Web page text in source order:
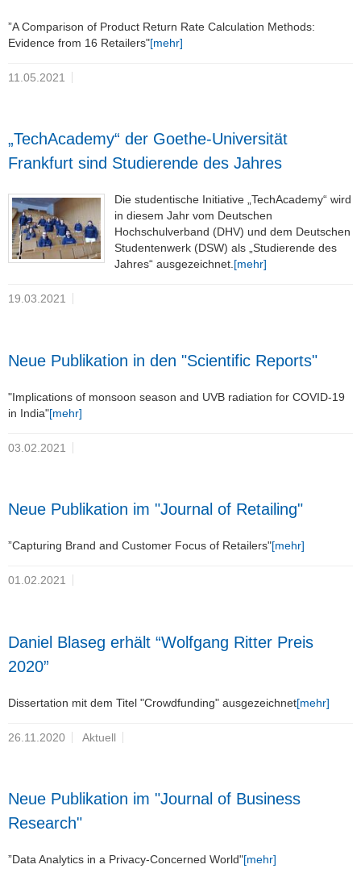
”A Comparison of Product Return Rate Calculation Methods:
Evidence from 16 Retailers"[mehr]
11.05.2021
„TechAcademy“ der Goethe-Universität
Frankfurt sind Studierende des Jahres
Die studentische Initiative „TechAcademy“ wird
in diesem Jahr vom Deutschen
Hochschulverband (DHV) und dem Deutschen
Studentenwerk (DSW) als „Studierende des
Jahres“ ausgezeichnet. [mehr]
19.03.2021
Neue Publikation in den "Scientific Reports"
"Implications of monsoon season and UVB radiation for COVID-19
in India"[mehr]
03.02.2021
Neue Publikation im "Journal of Retailing"
”Capturing Brand and Customer Focus of Retailers"[mehr]
01.02.2021
Daniel Blaseg erhält “Wolfgang Ritter Preis
2020”
Dissertation mit dem Titel "Crowdfunding" ausgezeichnet[mehr]
26.11.2020 Aktuell
Neue Publikation im "Journal of Business
Research"
”Data Analytics in a Privacy-Concerned World"[mehr]